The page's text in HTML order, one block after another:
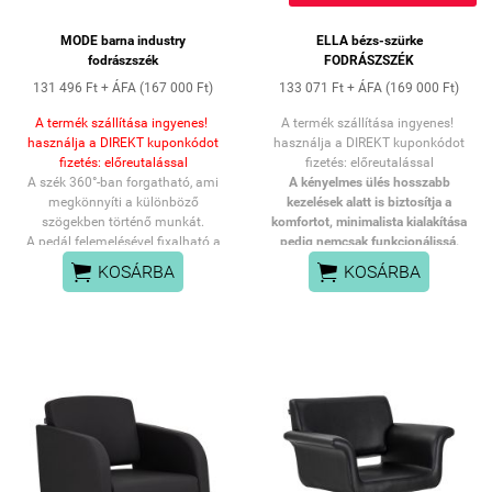
MODE barna industry
fodrászszék
131 496 Ft + ÁFA (167 000 Ft)
A termék szállítása ingyenes!
használja a DIREKT kuponkódot
fizetés: előreutalással
A szék 360°-ban forgatható, ami
megkönnyíti a különböző
szögekben történő munkát.
A pedál felemelésével fixalható a
szék poziciója.
 KOSÁRBA
ELLA bézs-szürke
FODRÁSZSZÉK
133 071 Ft + ÁFA (169 000 Ft)
A termék szállítása ingyenes!
használja a DIREKT kuponkódot
fizetés: előreutalással
A kényelmes ülés hosszabb
kezelések alatt is biztosítja a
komfortot, minimalista kialakítása
pedig nemcsak funkcionálissá,
hanem a szalonjának elegáns
megjelenést kölcsönöz.
még akkor is, amikor a vendég a
székben ül. Ez ergonomikussá
teszi a munkát, és a pozíció
könnyen a vendég és a fodrász
magasságához igazítható. A
 KOSÁRBA